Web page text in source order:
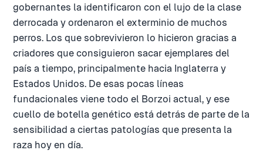
gobernantes la identificaron con el lujo de la clase
derrocada y ordenaron el exterminio de muchos
perros. Los que sobrevivieron lo hicieron gracias a
criadores que consiguieron sacar ejemplares del
país a tiempo, principalmente hacia Inglaterra y
Estados Unidos. De esas pocas líneas
fundacionales viene todo el Borzoi actual, y ese
cuello de botella genético está detrás de parte de la
sensibilidad a ciertas patologías que presenta la
raza hoy en día.